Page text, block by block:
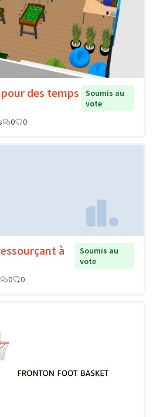
des temps
Soumis au
vote
0 0
à
Soumis au
vote
0 0